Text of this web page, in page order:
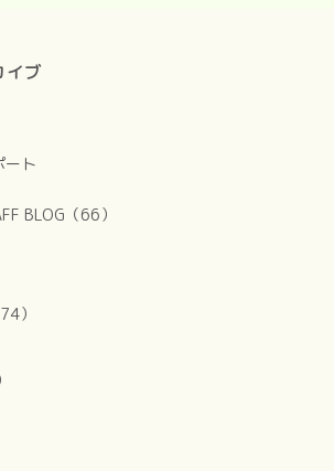
イブ
ート
BLOG（66）
）